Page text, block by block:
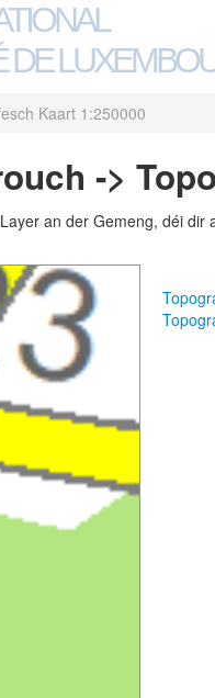
DE
Kaart 1:250000
->
an der Gemeng, déi